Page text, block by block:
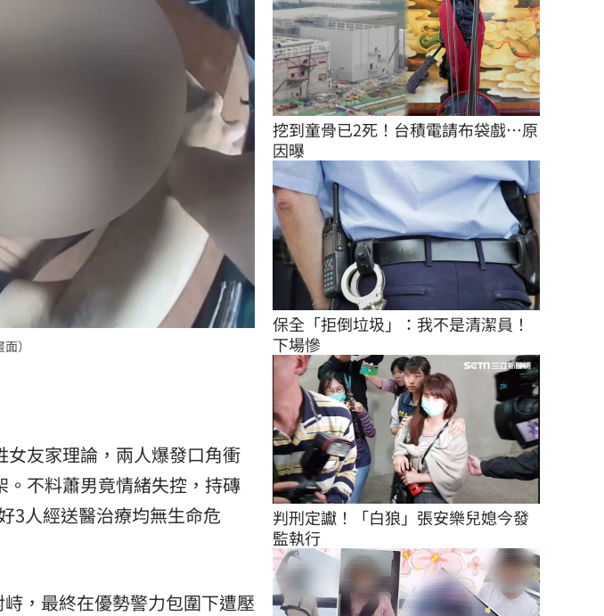
）
友家理論，兩人爆發口角衝
不料蕭男竟情緒失控，持磚
3人經送醫治療均無生命危
，最終在優勢警力包圍下遭壓
挖到童骨已2死！台積電請布袋戲…原
因曝
保全「拒倒垃圾」：我不是清潔員！
下場慘
判刑定讞！「白狼」張安樂兒媳今發
監執行